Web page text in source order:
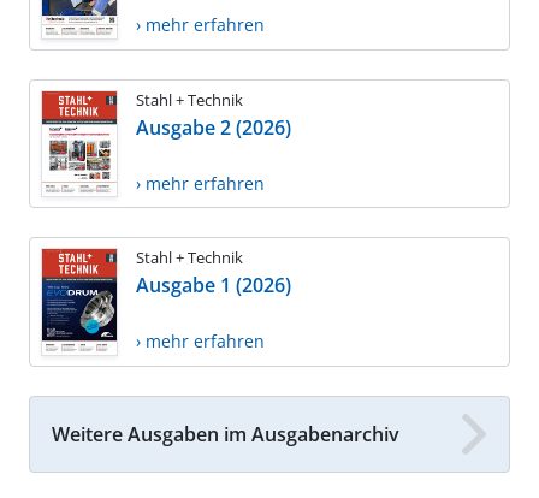
› mehr erfahren
Stahl + Technik
Ausgabe 2 (2026)
› mehr erfahren
Stahl + Technik
Ausgabe 1 (2026)
› mehr erfahren
Weitere Ausgaben im Ausgabenarchiv